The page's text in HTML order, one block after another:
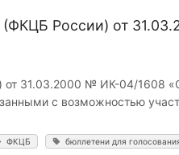
России) от
31.03.2000 № ИК-04/1608
с возможностью
ФКЦБ бюллетени для